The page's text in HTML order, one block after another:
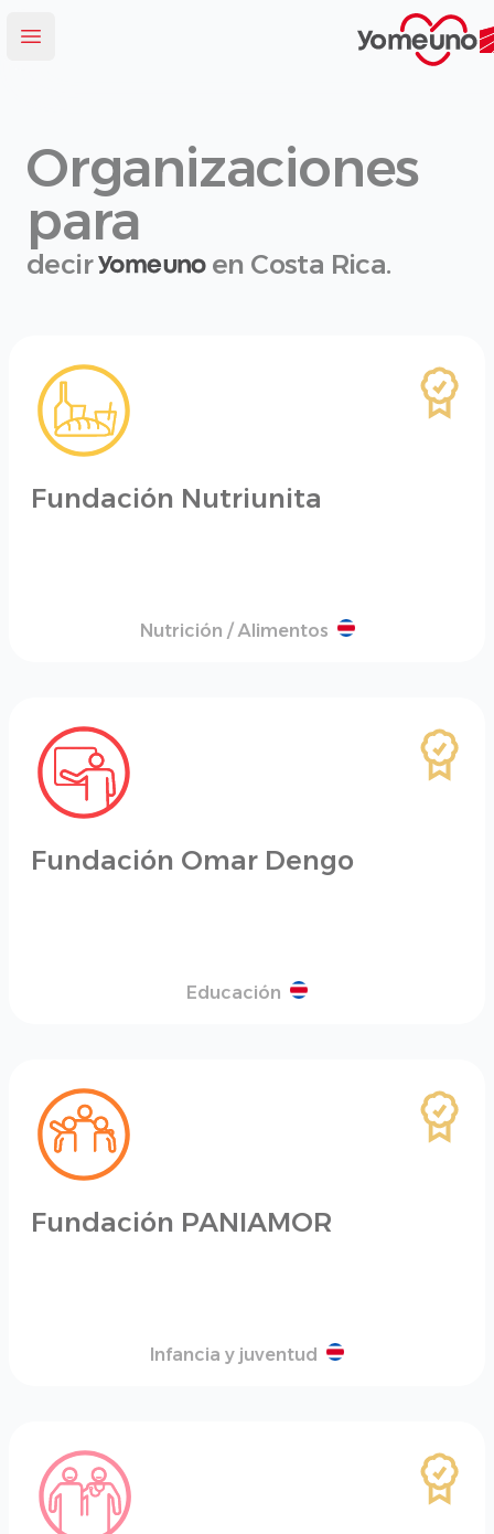
Abrir menú
Organizaciones
para
decir en Costa Rica.
Fundación Nutriunita
Nutrición / Alimentos
Fundación Omar Dengo
Educación
Fundación PANIAMOR
Infancia y juventud